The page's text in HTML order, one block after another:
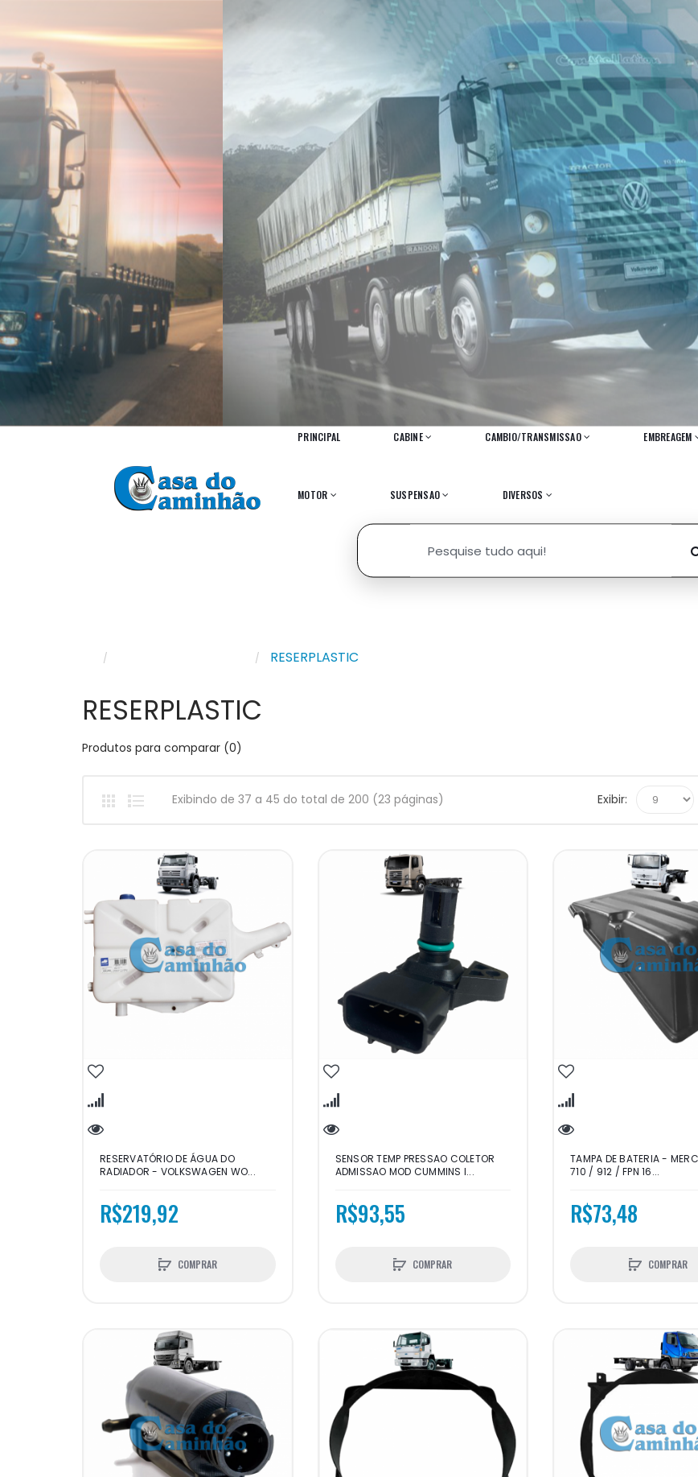
PRINCIPAL CABINE CAMBIO/TRANSMISSAO EMBREAGEM
MOTOR SUSPENSAO DIVERSOS
RESERPLASTIC
RESERPLASTIC
Produtos para comparar (0)
Exibindo de 37 a 45 do total de 200 (23 páginas) Exibir:
RESERVATÓRIO DE ÁGUA DO
RADIADOR - VOLKSWAGEN WO...
R$219,92
COMPRAR
SENSOR TEMP PRESSAO COLETOR
ADMISSAO MOD CUMMINS I...
R$93,55
COMPRAR
TAMPA DE BATERIA -
710 / 912 / FPN 16...
R$73,48
COMPRAR